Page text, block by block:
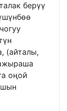
берүү
(айталы,
оңой